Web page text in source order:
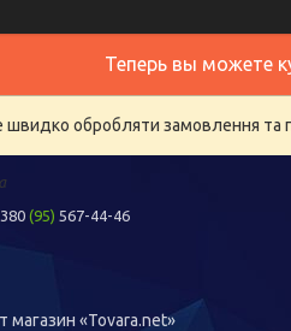
Теперь вы можете
швидко обробляти замовлення та
(95) 567-44-46
магазин «Tovara.net»